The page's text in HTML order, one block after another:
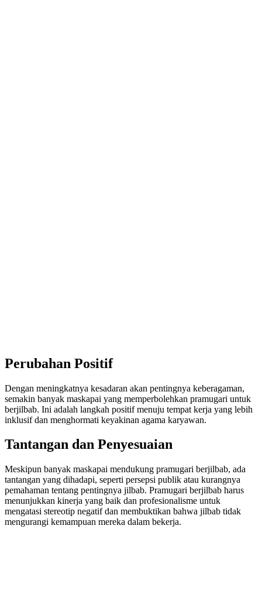
Perubahan Positif
Dengan meningkatnya kesadaran akan pentingnya keberagaman,
semakin banyak maskapai yang memperbolehkan pramugari untuk
berjilbab. Ini adalah langkah positif menuju tempat kerja yang lebih
inklusif dan menghormati keyakinan agama karyawan.
Tantangan dan Penyesuaian
Meskipun banyak maskapai mendukung pramugari berjilbab, ada
tantangan yang dihadapi, seperti persepsi publik atau kurangnya
pemahaman tentang pentingnya jilbab. Pramugari berjilbab harus
menunjukkan kinerja yang baik dan profesionalisme untuk
mengatasi stereotip negatif dan membuktikan bahwa jilbab tidak
mengurangi kemampuan mereka dalam bekerja.